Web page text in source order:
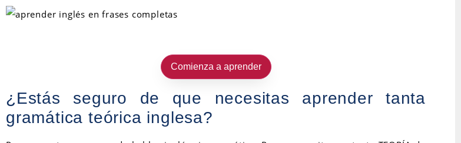
Comienza a aprender
¿Estás seguro de que necesitas aprender tanta
gramática teórica inglesa?